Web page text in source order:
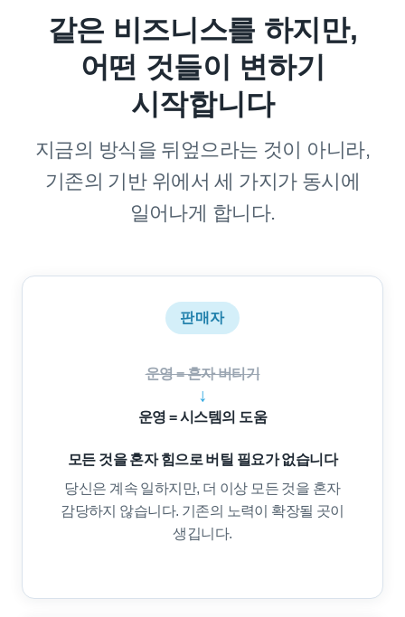
같은 비즈니스를 하지만,
어떤 것들이 변하기
시작합니다
지금의 방식을 뒤엎으라는 것이 아니라,
기존의 기반 위에서 세 가지가 동시에
일어나게 합니다.
판매자
운영 = 혼자 버티기
↓
운영 = 시스템의 도움
모든 것을 혼자 힘으로 버틸 필요가 없습니다
당신은 계속 일하지만, 더 이상 모든 것을 혼자
감당하지 않습니다. 기존의 노력이 확장될 곳이
생깁니다.